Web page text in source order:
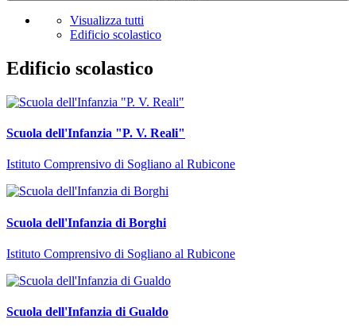
Visualizza tutti
Edificio scolastico
Edificio scolastico
Scuola dell'Infanzia "P. V. Reali"
Istituto Comprensivo di Sogliano al Rubicone
Scuola dell'Infanzia di Borghi
Istituto Comprensivo di Sogliano al Rubicone
Scuola dell'Infanzia di Gualdo